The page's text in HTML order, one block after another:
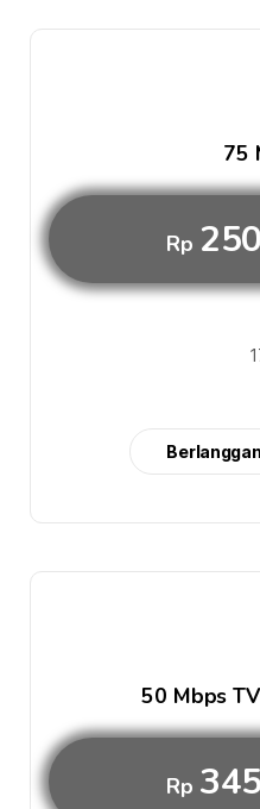
75
Rp
50 Mbps
Rp